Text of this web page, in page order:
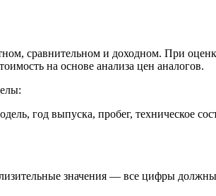
сравнительном и доходном. При
на основе анализа цен аналогов.
год выпуска, пробег, техническое
значения — все цифры